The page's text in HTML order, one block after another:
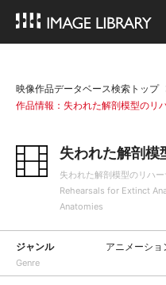
映像作品データベース検索トップ
作品情報：失われた解剖模型のリ
失われた解剖模
失われた解剖模型のリハ
Rehearsals for Extinct
Anatomies
ジャンル
Genre
アニメーシ